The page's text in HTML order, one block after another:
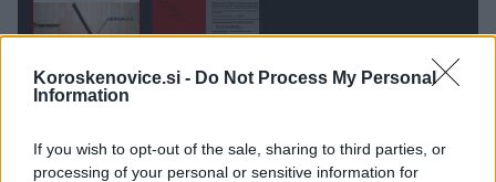
Koroskenovice.si - Do Not Process My Personal
Information
If you wish to opt-out of the sale, sharing to third parties, or
processing of your personal or sensitive information for